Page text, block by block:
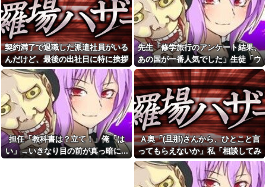
かわいいぺたんこ靴とかじゃな
いの？コーヒーや手作り菓子も
持ってこないしさぁ…
転校生と仲良くなってその子
の家に遊びに行ったら私が小さ
い頃に撮った写真があった
予約していた美容室が臨時休
業。連絡くれてもいいのに
小６娘が家のこと何もしてく
れてなくて動画ばかり見てる。
その姿が情けなくて...
初カノの女とそのまま結婚。
自分を愛した女が「他の男に抱
かれてた」事実を知った俺、辛
すぎる
私「そのマンガ面白い？」友
達「読めばわかるよ」→感想を
大皿へ戻した。私目が点。あり
えないと彼氏に言ったら彼氏激
おこ
娘の下着をチェックして職場
に暴露する狂気の母親！娘の彼
氏を呪い「洗濯物のパンツ見て
性生活を察して泣きたい」と周
囲に暴露していて気持ち悪すぎ
た
高校の夏休みに両親いない日
に家に泊めた仲良しの子と成り
行きで百合な関係に。卒業して
別々の大学になり彼女に彼が出
来た。私はショックで…
久しぶりに地元の同窓会に行
ったら、私を見た瞬間何人かが
固まった。「え、生きてたの？｣
幼稚園からお花をやっている
私の活けた花を、義兄嫁がボロ
クソにけなした
契約満了で退職した派遣社員がいる
んだけど、最後の出社日に特に挨拶
も菓子折りもなにもなく...
先生「修学旅行のアンケート結果、
あの国が一番人気でした」生徒「ウ
ソだ！沖縄や北海道が人気だっ
た！」→トンデモナイことに・・・
担任「教科書は？立て！」俺「は
い」→いきなり目の前が真っ暗に...
Ａ奥「(旦那)さんから、ひとこと言
ってもらえないか」私「相談してみ
る」→ 人がおかしくなった瞬間を目
の前で見て...